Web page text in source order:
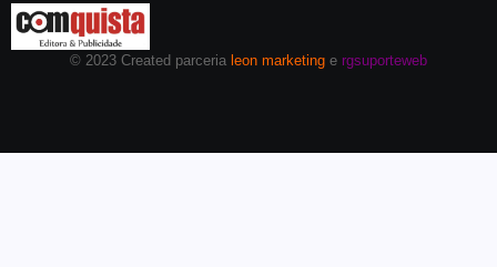
© 2023 Created parceria leon marketing e rgsuporteweb